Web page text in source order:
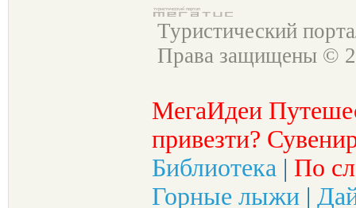
Туристический
Права защищены ©
МегаИдеи
привезти?
Библиотека | По
Горные лыжи |